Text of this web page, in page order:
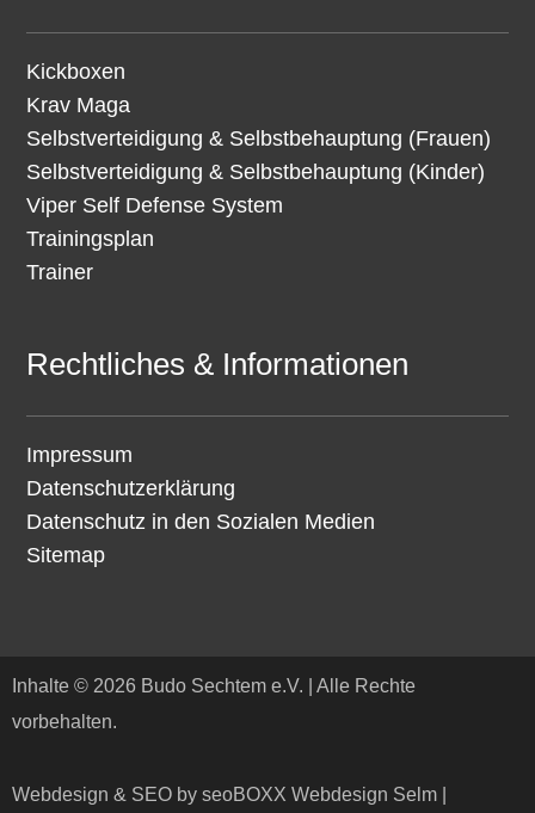
Kickboxen
Krav Maga
Selbstverteidigung & Selbstbehauptung (Frauen)
Selbstverteidigung & Selbstbehauptung (Kinder)
Viper Self Defense System
Trainingsplan
Trainer
Rechtliches & Informationen
Impressum
Datenschutzerklärung
Datenschutz in den Sozialen Medien
Sitemap
Inhalte © 2026 Budo Sechtem e.V. | Alle Rechte
vorbehalten.
Webdesign & SEO by seoBOXX Webdesign Selm |